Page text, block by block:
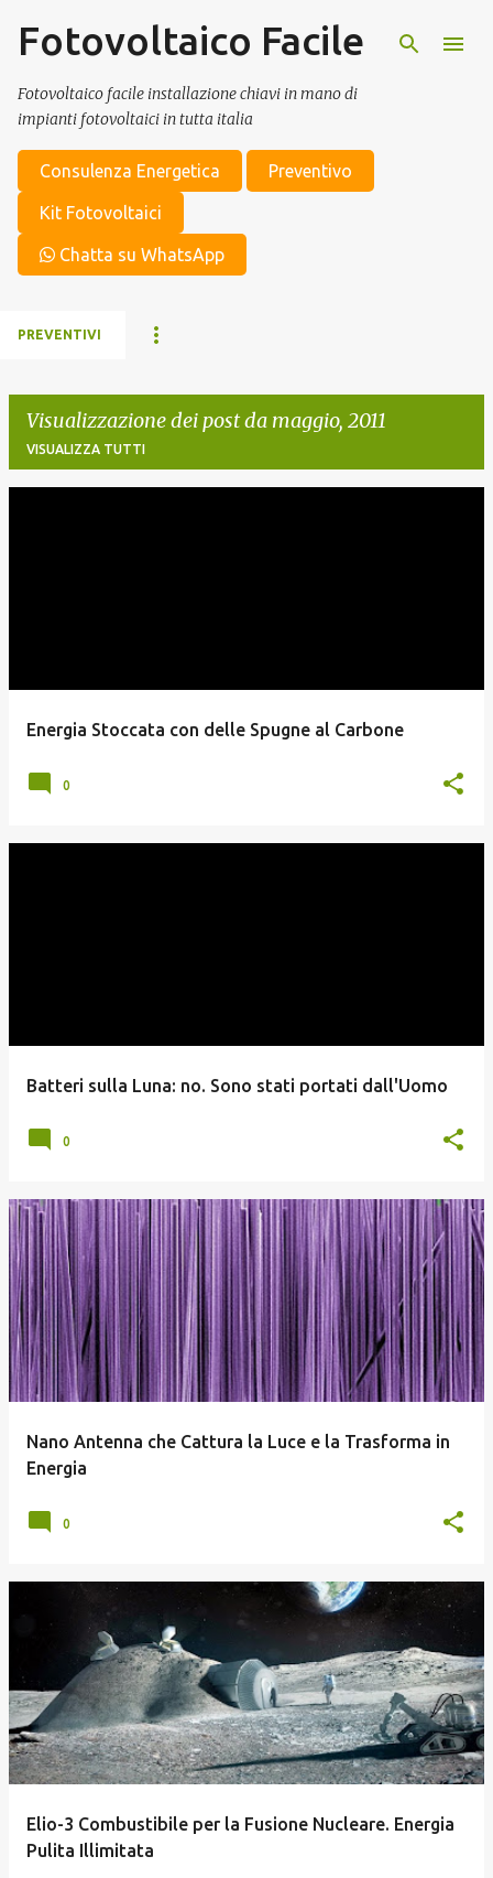
Passa ai contenuti principali
Fotovoltaico Facile
Fotovoltaico facile installazione chiavi in mano di
impianti fotovoltaici in tutta italia
Consulenza Energetica Preventivo
Kit Fotovoltaici
Chatta su WhatsApp
PREVENTIVI
Visualizzazione dei post da maggio, 2011
VISUALIZZA TUTTI
Energia Stoccata con delle Spugne al Carbone
0
Batteri sulla Luna: no. Sono stati portati dall'Uomo
0
Nano Antenna che Cattura la Luce e la Trasforma in
Energia
0
Elio-3 Combustibile per la Fusione Nucleare. Energia
Pulita Illimitata